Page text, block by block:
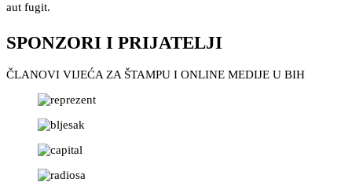
aut fugit.
SPONZORI I PRIJATELJI
ČLANOVI VIJEĆA ZA ŠTAMPU I ONLINE MEDIJE U BIH